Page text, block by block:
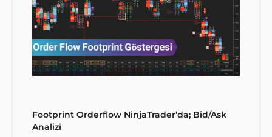
Footprint Orderflow NinjaTrader’da; Bid/Ask
Analizi